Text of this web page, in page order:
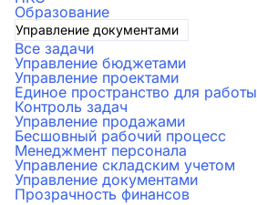
Образование
Управление документами
Все задачи
Управление бюджетами
Управление проектами
Единое пространство для работы
Контроль задач
Управление продажами
Бесшовный рабочий процесс
Менеджмент персонала
Управление складским учетом
Управление документами
Прозрачность финансов